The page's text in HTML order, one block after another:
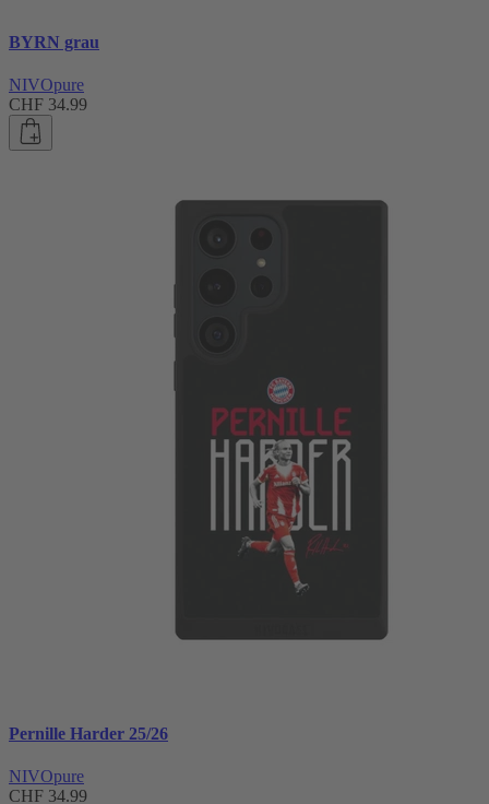
BYRN grau
NIVOpure
CHF 34.99
Pernille Harder 25/26
NIVOpure
CHF 34.99